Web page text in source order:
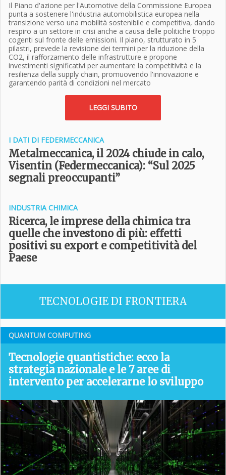
Il Piano d'azione per l'Automotive della Commissione Europea
punta a sostenere l'industria automobilistica europea nella
transizione verso una mobilità sostenibile e competitiva, dando
respiro a un settore in crisi anche a causa delle politiche troppo
cogenti sul fronte delle emissioni. Il piano, strutturato in 5
pilastri, prevede la revisione dei termini per la riduzione della
CO2, il rafforzamento delle infrastrutture e propone
investimenti significativi per aumentare la competitività e la
resilienza della supply chain, promuovendo l'innovazione e
garantendo parità di condizioni nel mercato
LEGGI SUBITO
I DATI DI FEDERMECCANICA
Metalmeccanica, il 2024 chiude in calo,
Visentin (Federmeccanica): “Sul 2025
segnali preoccupanti”
INDUSTRIA CHIMICA
Ricerca, le imprese della chimica tra
quelle che investono di più: effetti
positivi su export e competitività del
Paese
TECNOLOGIE DI FRONTIERA
QUANTUM COMPUTING
Tecnologie quantistiche: ecco la
strategia nazionale e le 7 aree di
intervento per accelerarne lo sviluppo